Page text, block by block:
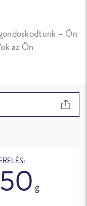
– Ön
az Ön
g